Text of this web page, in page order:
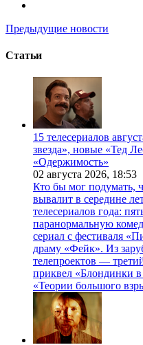
Предыдущие новости
Статьи
15 телесериалов
звезда», новые «Тед
«Одержимость»
02 августа 2026, 18:53
Кто бы мог подумать,
вывалит в середине
телесериалов года:
паранормальную
сериал с фестиваля
драму «Фейк». Из
телепроектов —
приквел «Блондинки
«Теории большого